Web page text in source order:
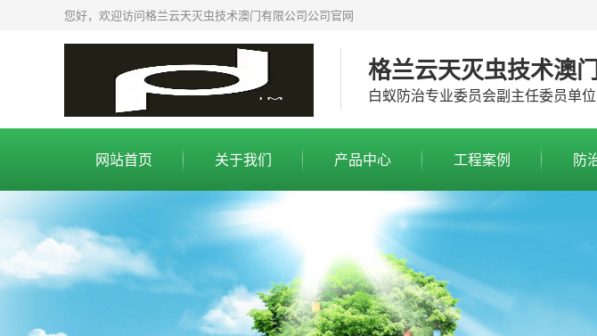
您好，欢迎访问格兰云天灭虫技术澳门有限公司公司官网
格兰云天灭虫技术澳
白蚁防治专业委员会副主任委员单位
网站首页 关于我们 产品中心 工程案例 防